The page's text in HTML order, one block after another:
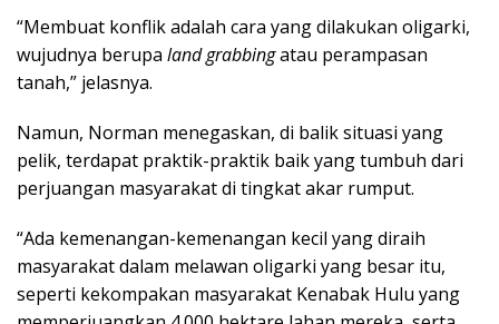
“Membuat konflik adalah cara yang dilakukan oligarki,
wujudnya berupa land grabbingatau perampasan
tanah,” jelasnya.
Namun, Norman menegaskan, di balik situasi yang
pelik, terdapat praktik-praktik baik yang tumbuh dari
perjuangan masyarakat di tingkat akar rumput.
“Ada kemenangan-kemenangan kecil yang diraih
masyarakat dalam melawan oligarki yang besar itu,
seperti kekompakan masyarakat Kenabak Hulu yang